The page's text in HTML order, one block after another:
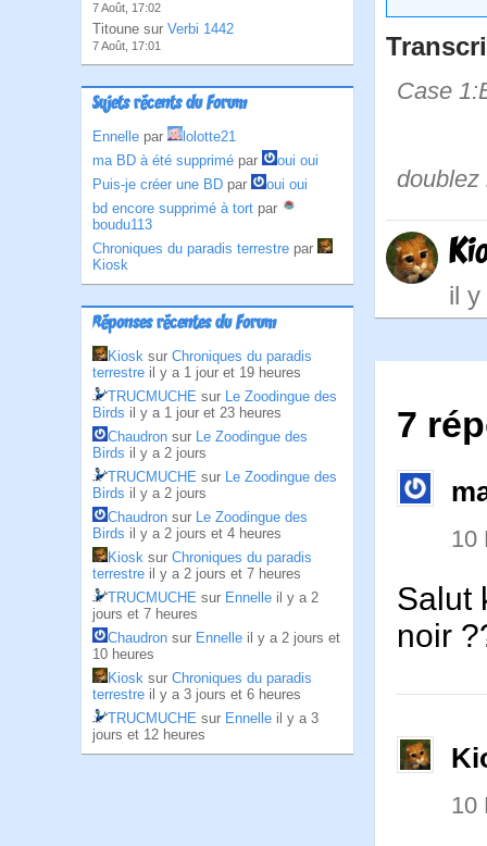
7 Août, 17:02
Titoune sur Verbi 1442
7 Août, 17:01
Sujets récents du Forum
Ennelle par
lolotte21
ma BD à été supprimé par
oui oui
Puis-je créer une BD par
oui oui
bd encore supprimé à tort par
boudu113
Chroniques du paradis terrestre par
Kiosk
Réponses récentes du Forum
Kiosk sur Chroniques du paradis
terrestre il y a 1 jour et 19 heures
TRUCMUCHE sur Le Zoodingue des
Birds il y a 1 jour et 23 heures
Chaudron sur Le Zoodingue des
Birds il y a 2 jours
TRUCMUCHE sur Le Zoodingue des
Birds il y a 2 jours
Chaudron sur Le Zoodingue des
Birds il y a 2 jours et 4 heures
Kiosk sur Chroniques du paradis
terrestre il y a 2 jours et 7 heures
TRUCMUCHE sur Ennelle il y a 2
jours et 7 heures
Chaudron sur Ennelle il y a 2 jours et
10 heures
Kiosk sur Chroniques du paradis
terrestre il y a 3 jours et 6 heures
TRUCMUCHE sur Ennelle il y a 3
jours et 12 heures
Case
doublez
il
7
10
Salut
noir
10